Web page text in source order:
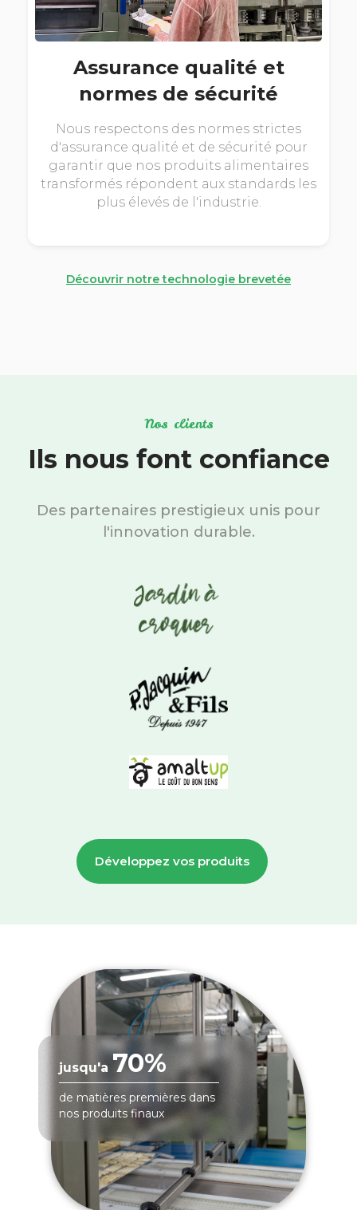
Assurance qualité et
normes de sécurité
Nous respectons des normes strictes
d'assurance qualité et de sécurité pour
garantir que nos produits alimentaires
transformés répondent aux standards les
plus élevés de l'industrie.
Découvrir notre technologie brevetée
Nos clients
Ils nous font confiance
Des partenaires prestigieux unis pour
l'innovation durable.
Développez vos produits
jusqu'a 70%
de matières premières dans
nos produits finaux